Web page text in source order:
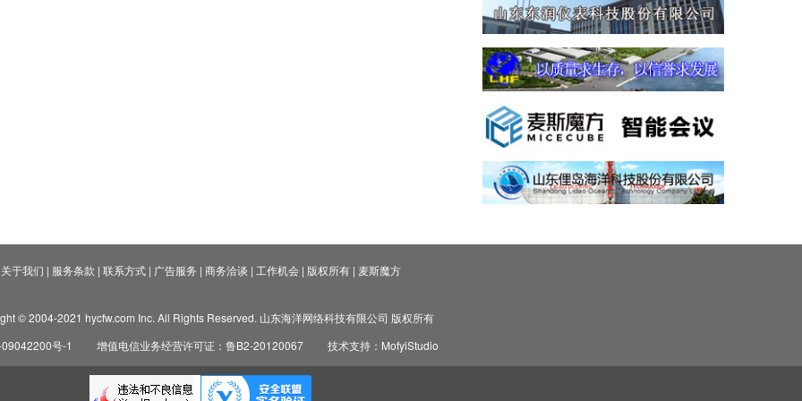
关于我们 | 服务条款 | 联系方式| 广告服务 | 商务洽谈 | 工作机会| 版权所有| 麦斯魔方
© 2004-2021 hycfw.com Inc. All Rights Reserved. 山东海洋网络科技有限公司 版权所有
号-1
增值电信业务经营许可证：鲁B2-20120067 技术支持：MofyiStudio